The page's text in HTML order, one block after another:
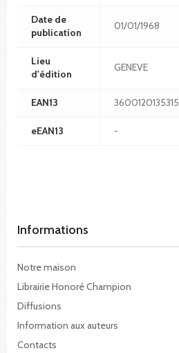
Date de
publication
01/01/1968
Lieu
d'édition
GENEVE
EAN13 3600120135315
eEAN13 -
Informations
Notre maison
Librairie Honoré Champion
Diffusions
Information aux auteurs
Contacts